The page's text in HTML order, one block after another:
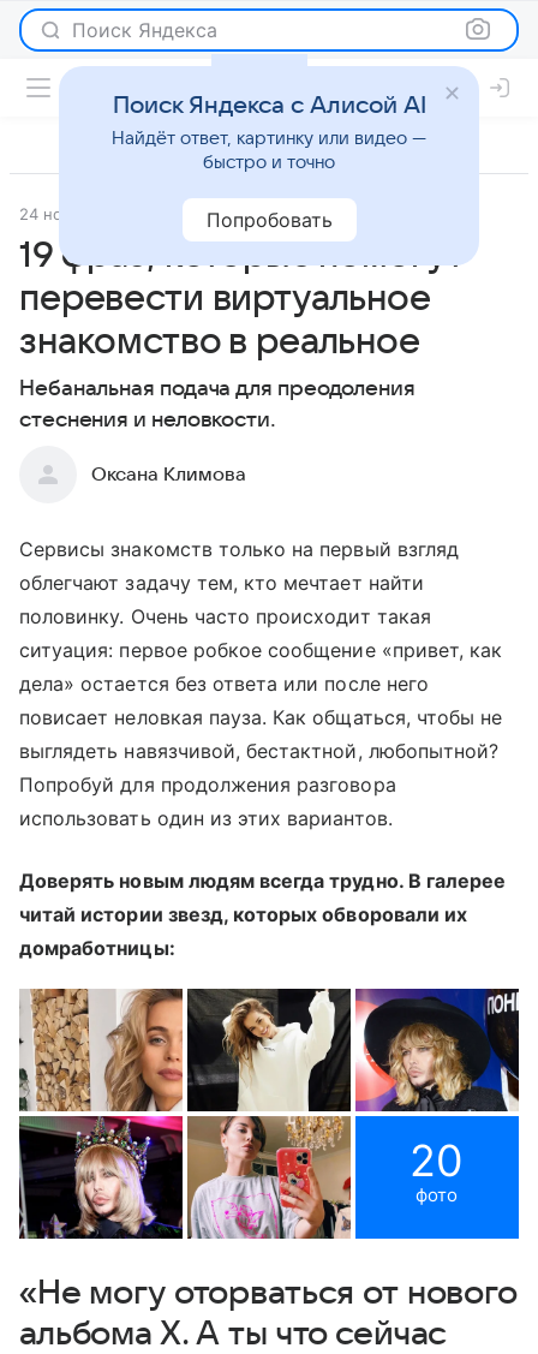
Поиск Яндекса
24 ноября 2020 Отношения
19 фраз, которые помогут
перевести виртуальное
знакомство в реальное
Небанальная подача для преодоления
стеснения и неловкости.
Оксана Климова
Сервисы знакомств только на первый взгляд
облегчают задачу тем, кто мечтает найти
половинку. Очень часто происходит такая
ситуация: первое робкое сообщение «привет, как
дела» остается без ответа или после него
повисает неловкая пауза. Как общаться, чтобы не
выглядеть навязчивой, бестактной, любопытной?
Попробуй для продолжения разговора
использовать один из этих вариантов.
Доверять новым людям всегда трудно. В галерее
читай истории звезд, которых обворовали их
домработницы:
20
фото
«Не могу оторваться от нового
альбома Х. А ты что сейчас
Поиск Яндекса с Алисой AI
Найдёт ответ, картинку или видео —
быстро и точно
Попробовать